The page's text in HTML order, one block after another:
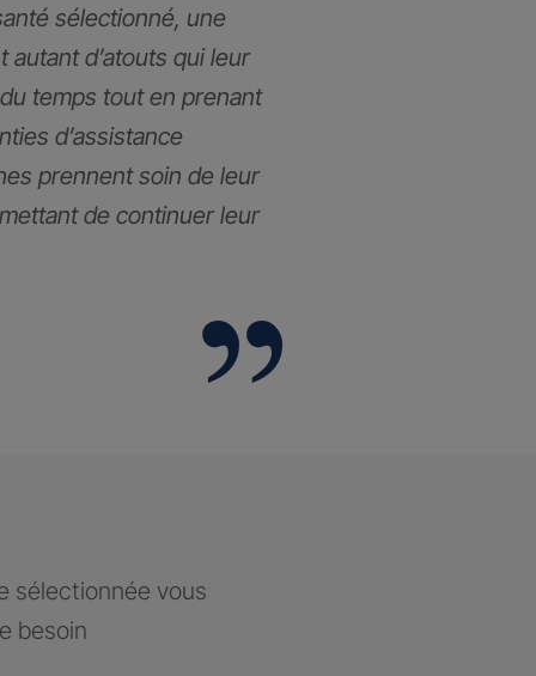
sélectionné, une
autant d’atouts qui leur
temps tout en prenant
d’assistance
prennent soin de leur
de continuer leur
sélectionnée vous
besoin